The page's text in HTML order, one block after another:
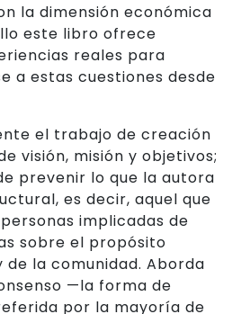
la dimensión económica
este libro ofrece
reales para
a estas cuestiones desde
el trabajo de creación
visión, misión y objetivos;
prevenir lo que la autora
es decir, aquel que
implicadas de
sobre el propósito
la comunidad. Aborda
—la forma de
por la mayoría de